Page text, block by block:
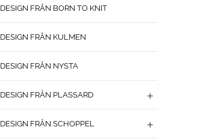
DESIGN FRÅN BORN TO KNIT
DESIGN FRÅN KULMEN
DESIGN FRÅN NYSTA
DESIGN FRÅN PLASSARD
DESIGN FRÅN SCHOPPEL